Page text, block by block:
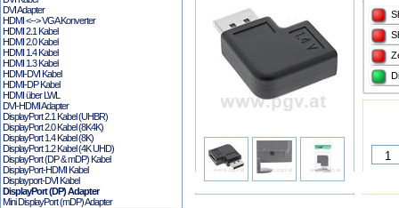
DVI Adapter
HDMI <--> VGA Konverter
HDMI 2.1 Kabel
HDMI 2.0 Kabel
HDMI 1.4 Kabel
HDMI 1.3 Kabel
HDMI-DVI Kabel
HDMI-DP Kabel
HDMI über LWL
DVI-HDMI Adapter
DisplayPort 2.1 Kabel (UHBR)
DisplayPort 2.0 Kabel (8K4K)
DisplayPort 1.4 Kabel (8K)
DisplayPort 1.2 Kabel (4K UHD)
DisplayPort (DP & mDP) Kabel
DisplayPort-HDMI Kabel
Displayport-DVI Kabel
DisplayPort (DP) Adapter
Mini DisplayPort (mDP) Adapter